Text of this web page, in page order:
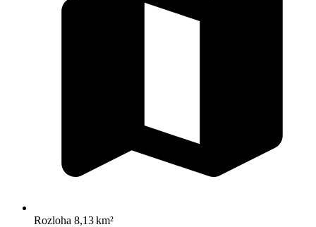
Rozloha 8,13 km²